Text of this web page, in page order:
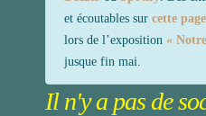
et écoutables sur cette page
lors de l’exposition «
jusque fin mai.
Il n'y a pas de